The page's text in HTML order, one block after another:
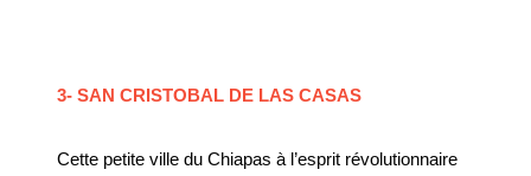
3- SAN CRISTOBAL DE LAS CASAS
Cette petite ville du Chiapas à l’esprit révolutionnaire